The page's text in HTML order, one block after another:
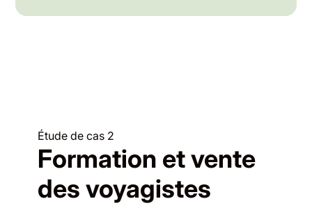
Étude de cas 2
Formation et vente
des voyagistes